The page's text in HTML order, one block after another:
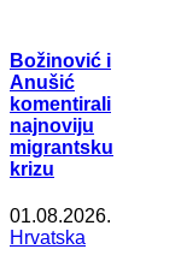
Božinović i
Anušić
komentirali
najnoviju
migrantsku
krizu
01.08.2026.
Hrvatska